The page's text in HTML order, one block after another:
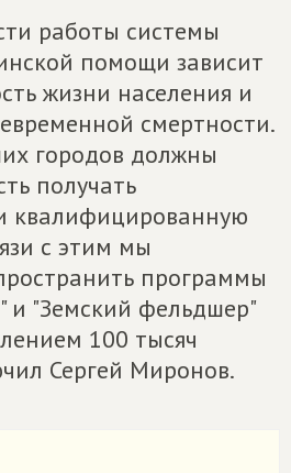
работы системы
помощи зависит
жизни населения и
смертности.
городов должны
получать
квалифицированную
с этим мы
программы
и "Земский фельдшер"
100 тысяч
Сергей Миронов.